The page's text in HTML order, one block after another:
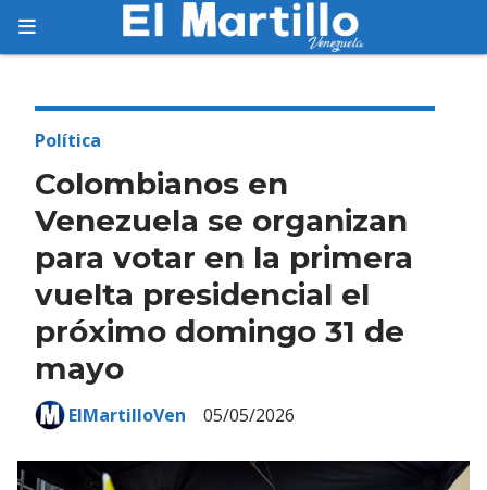
Colombianos en
Venezuela se organizan
para votar en la primera
vuelta presidencial el
próximo domingo 31 de
mayo
Política
05/05/2026
ElMartilloVen
Suscríbete
Suscríbete a nuestro servicio gratuito de
información diaria en tu email.
Suscribirme